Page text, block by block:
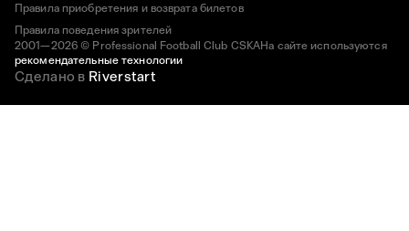
2001—2026 © Professional Football Club CSKAНа сайте используются
рекомендательные технологии
Правила приобретения и возврата билетов
Правила поведения зрителей
Сделано в Riverstart